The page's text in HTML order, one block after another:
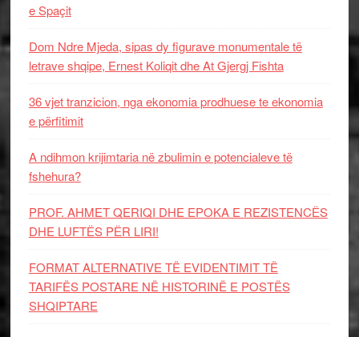
e Spaçit
Dom Ndre Mjeda, sipas dy figurave monumentale të
letrave shqipe, Ernest Koliqit dhe At Gjergj Fishta
36 vjet tranzicion, nga ekonomia prodhuese te ekonomia
e përfitimit
A ndihmon krijimtaria në zbulimin e potencialeve të
fshehura?
PROF. AHMET QERIQI DHE EPOKA E REZISTENCЁS
DHE LUFTЁS PЁR LIRI!
FORMAT ALTERNATIVE TË EVIDENTIMIT TË
TARIFËS POSTARE NË HISTORINË E POSTËS
SHQIPTARE